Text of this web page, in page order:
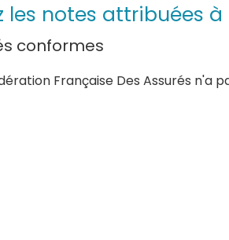
les notes attribuées
conformes
Française Des Assurés n'a